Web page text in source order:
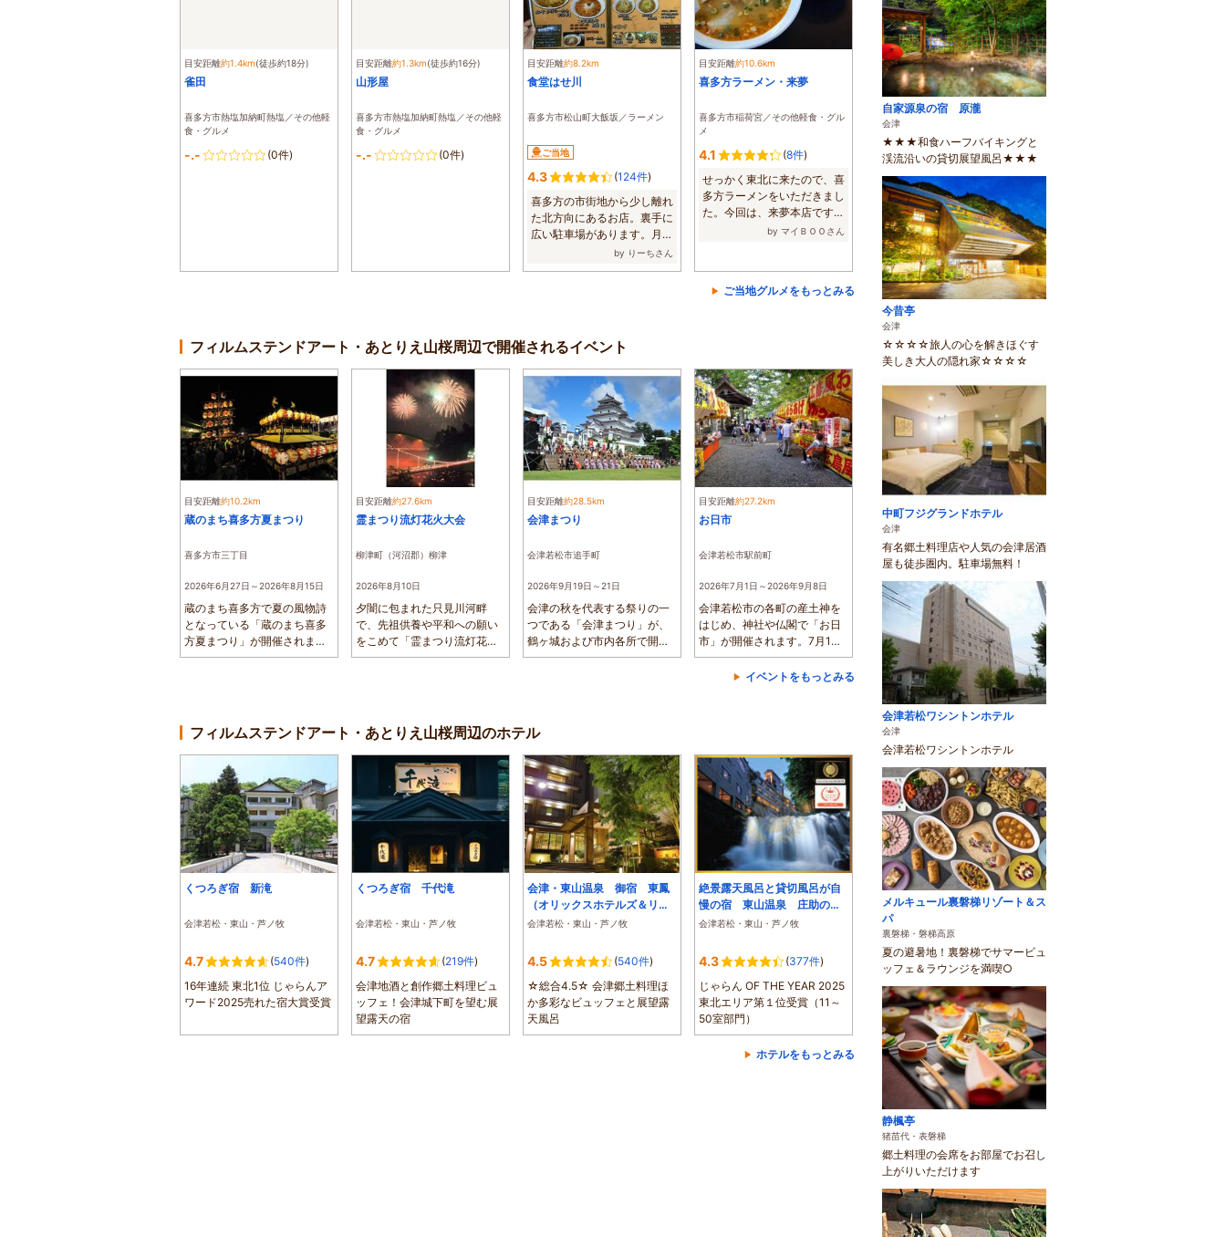
目安距離約1.4km(徒歩約18分)
雀田
喜多方市熱塩加納町熱塩／その他軽
食・グルメ
-.- (0件)
目安距離約1.3km(徒歩約16分)
山形屋
喜多方市熱塩加納町熱塩／その他軽
食・グルメ
-.- (0件)
目安距離約8.2km
食堂はせ川
喜多方市松山町大飯坂／ラーメン
ご当地
4.3 (124件)
喜多方の市街地から少し離れ
た北方向にあるお店。裏手に
広い駐車場があります。月曜
by りーちさん
目安距離約10.6km
喜多方ラーメン・来夢
喜多方市稲荷宮／その他軽食・グル
メ
4.1 (8件)
せっかく東北に来たので、喜
多方ラーメンをいただきまし
た。今回は、来夢本店です。
by マイＢＯＯさん
ご当地グルメをもっとみる
フィルムステンドアート・あとりえ山桜周辺で開催されるイベント
目安距離約10.2km
蔵のまち喜多方夏まつり
喜多方市三丁目
2026年6月27日～2026年8月15日
蔵のまち喜多方で夏の風物詩
となっている「蔵のまち喜多
方夏まつり」が開催されま
す。6月27日と2...
目安距離約27.6km
霊まつり流灯花火大会
柳津町（河沼郡）柳津
2026年8月10日
夕闇に包まれた只見川河畔
で、先祖供養や平和への願い
をこめて「霊まつり流灯花火
大会」が開催さ...
目安距離約28.5km
会津まつり
会津若松市追手町
2026年9月19日～21日
会津の秋を代表する祭りの一
つである「会津まつり」が、
鶴ヶ城および市内各所で開催
されます。メ...
目安距離約27.2km
お日市
会津若松市駅前町
2026年7月1日～2026年9月8日
会津若松市の各町の産土神を
はじめ、神社や仏閣で「お日
市」が開催されます。7月1日
の「おんばさ...
イベントをもっとみる
フィルムステンドアート・あとりえ山桜周辺のホテル
くつろぎ宿 新滝
会津若松・東山・芦ノ牧
4.7 (540件)
16年連続 東北1位 じゃらんア
ワード2025売れた宿大賞受賞
くつろぎ宿 千代滝
会津若松・東山・芦ノ牧
4.7 (219件)
会津地酒と創作郷土料理ビュ
ッフェ！会津城下町を望む展
望露天の宿
会津・東山温泉 御宿 東鳳
（オリックスホテルズ＆リゾ
ーツ ）
会津若松・東山・芦ノ牧
4.5 (540件)
☆総合4.5☆ 会津郷土料理ほ
か多彩なビュッフェと展望露
天風呂
絶景露天風呂と貸切風呂が自
慢の宿 東山温泉 庄助の
宿 瀧の湯
会津若松・東山・芦ノ牧
4.3 (377件)
じゃらん OF THE YEAR 2025
東北エリア第１位受賞（11～
50室部門）
ホテルをもっとみる
自家源泉の宿 原瀧
会津
★★★和食ハーフバイキングと
渓流沿いの貸切展望風呂★★★
今昔亭
会津
☆☆☆☆旅人の心を解きほぐす
美しき大人の隠れ家☆☆☆☆
中町フジグランドホテル
会津
有名郷土料理店や人気の会津居酒
屋も徒歩圏内。駐車場無料！
会津若松ワシントンホテル
会津
会津若松ワシントンホテル
メルキュール裏磐梯リゾート＆ス
パ
裏磐梯・磐梯高原
夏の避暑地！裏磐梯でサマービュ
ッフェ＆ラウンジを満喫○
静楓亭
猪苗代・表磐梯
郷土料理の会席をお部屋でお召し
上がりいただけます